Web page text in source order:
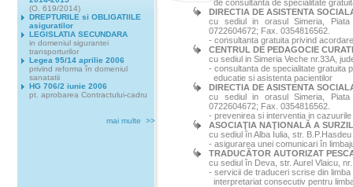
(O. 619/2014)
DREPTURILE si OBLIGATIILE
asiguratilor
LEGISLATIA SECUNDARA
in domeniul sigurantei
transporturilor
Legea 95/14 aprilie 2006
privind reforma în domeniul
sanatatii
HG 706/2 iunie 2006
pt. aprobarea Contractului-cadru
mai multe >>
de consultanta de specialitate
DIRECTIA DE ASISTENTA
cu sediul in orasul Simeria, Piata
0722604672; Fax. 0354816562.
- consultanta gratuita privind
CENTRUL DE PEDAGOCIE
cu sediul in Simeria Veche nr.33A,
- consultanta de specialitate gratuita
educatie si asistenta pacientilor
DIRECTIA DE ASISTENTA
cu sediul in orasul Simeria, Piata
0722604672; Fax. 0354816562.
- prevenirea si interventia in
ASOCIAŢIA NAŢIONALĂ A
cu sediul în Alba Iulia, str.
- asigurarea unei comunicari în
TRADUCĂTOR AUTORIZAT
cu sediul în Deva, str. Aurel Vlaicu,
- servicii de traduceri scrise din
interpretariat consecutiv pentru